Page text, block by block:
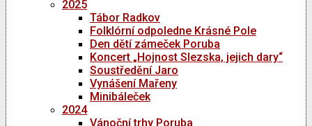
2025
Tábor Radkov
Folklórní odpoledne Krásné Pole
Den dětí zámeček Poruba
Koncert „Hojnost Slezska, jejich dary“
Soustředění Jaro
Vynášení Mařeny
Minibáleček
2024
Vánoční trhy Poruba